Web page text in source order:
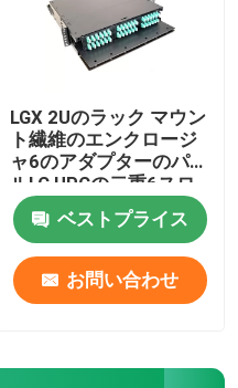
LGX 2Uのラック マウン
ト繊維のエンクロージ
ャ6のアダプターのパネ
ルLC UPCの二重6スロ
ット72F
ベストプライス
お問い合わせ